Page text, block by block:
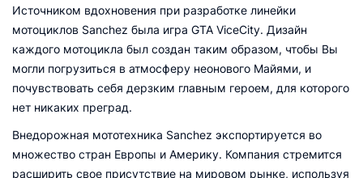
Источником вдохновения при разработке линейки
мотоциклов Sanchez была игра GTA ViceCity. Дизайн
каждого мотоцикла был создан таким образом, чтобы Вы
могли погрузиться в атмосферу неонового Майями, и
почувствовать себя дерзким главным героем, для которого
нет никаких преград.
Внедорожная мототехника Sanchez экспортируется во
множество стран Европы и Америку. Компания стремится
расширить свое присутствие на мировом рынке, используя